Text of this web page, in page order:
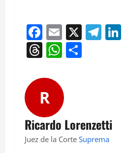
Facebook
Email
X
Threads
WhatsApp
R
Ricardo Lorenzetti
Juez de la Corte Suprema